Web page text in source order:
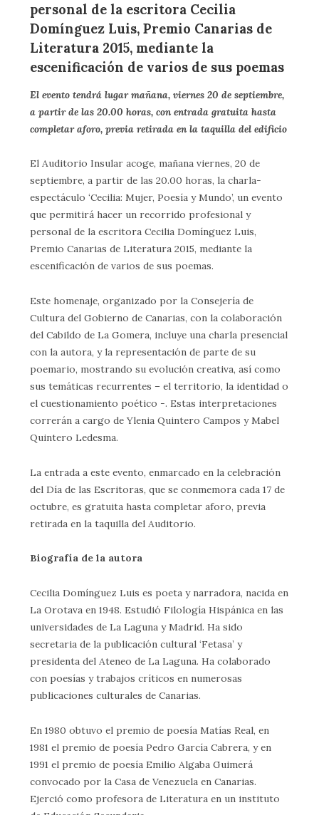
personal de la escritora Cecilia
Domínguez Luis, Premio Canarias de
Literatura 2015, mediante la
escenificación de varios de sus poemas
El evento tendrá lugar mañana, viernes 20 de septiembre,
a partir de las 20.00 horas, con entrada gratuita hasta
completar aforo, previa retirada en la taquilla del edificio
El Auditorio Insular acoge, mañana viernes, 20 de
septiembre, a partir de las 20.00 horas, la charla-
espectáculo ‘Cecilia: Mujer, Poesía y Mundo’, un evento
que permitirá hacer un recorrido profesional y
personal de la escritora Cecilia Domínguez Luis,
Premio Canarias de Literatura 2015, mediante la
escenificación de varios de sus poemas.
Este homenaje, organizado por la Consejería de
Cultura del Gobierno de Canarias, con la colaboración
del Cabildo de La Gomera, incluye una charla presencial
con la autora, y la representación de parte de su
poemario, mostrando su evolución creativa, así como
sus temáticas recurrentes – el territorio, la identidad o
el cuestionamiento poético -. Estas interpretaciones
correrán a cargo de Ylenia Quintero Campos y Mabel
Quintero Ledesma.
La entrada a este evento, enmarcado en la celebración
del Día de las Escritoras, que se conmemora cada 17 de
octubre, es gratuita hasta completar aforo, previa
retirada en la taquilla del Auditorio.
Biografía de la autora
Cecilia Domínguez Luis es poeta y narradora, nacida en
La Orotava en 1948. Estudió Filología Hispánica en las
universidades de La Laguna y Madrid. Ha sido
secretaria de la publicación cultural ‘Fetasa’ y
presidenta del Ateneo de La Laguna. Ha colaborado
con poesías y trabajos críticos en numerosas
publicaciones culturales de Canarias.
En 1980 obtuvo el premio de poesía Matías Real, en
1981 el premio de poesía Pedro García Cabrera, y en
1991 el premio de poesía Emilio Algaba Guimerá
convocado por la Casa de Venezuela en Canarias.
Ejerció como profesora de Literatura en un instituto